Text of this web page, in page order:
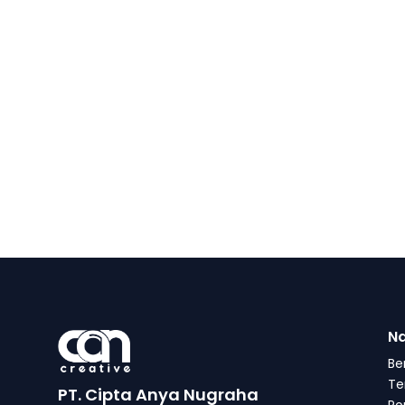
PT. Cipta Anya Nugraha